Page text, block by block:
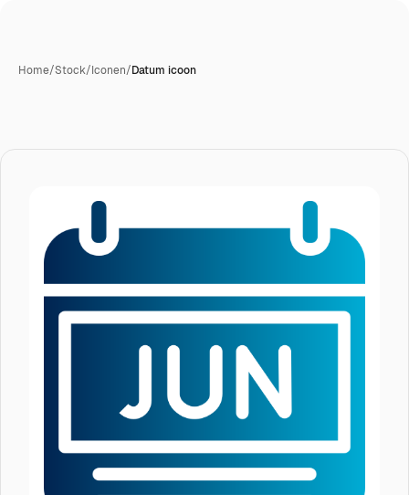
Home/Stock/Iconen/Datum icoon